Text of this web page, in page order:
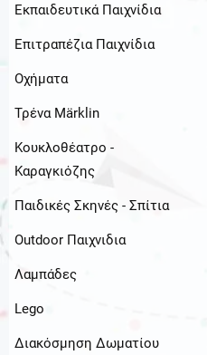
Εκπαιδευτικά Παιχνίδια
Επιτραπέζια Παιχνίδια
Οχήματα
Τρένα Märklin
Κουκλοθέατρο -
Καραγκιόζης
Παιδικές Σκηνές - Σπίτια
Outdoor Παιχνιδια
Λαμπάδες
Lego
Διακόσμηση Δωματίου